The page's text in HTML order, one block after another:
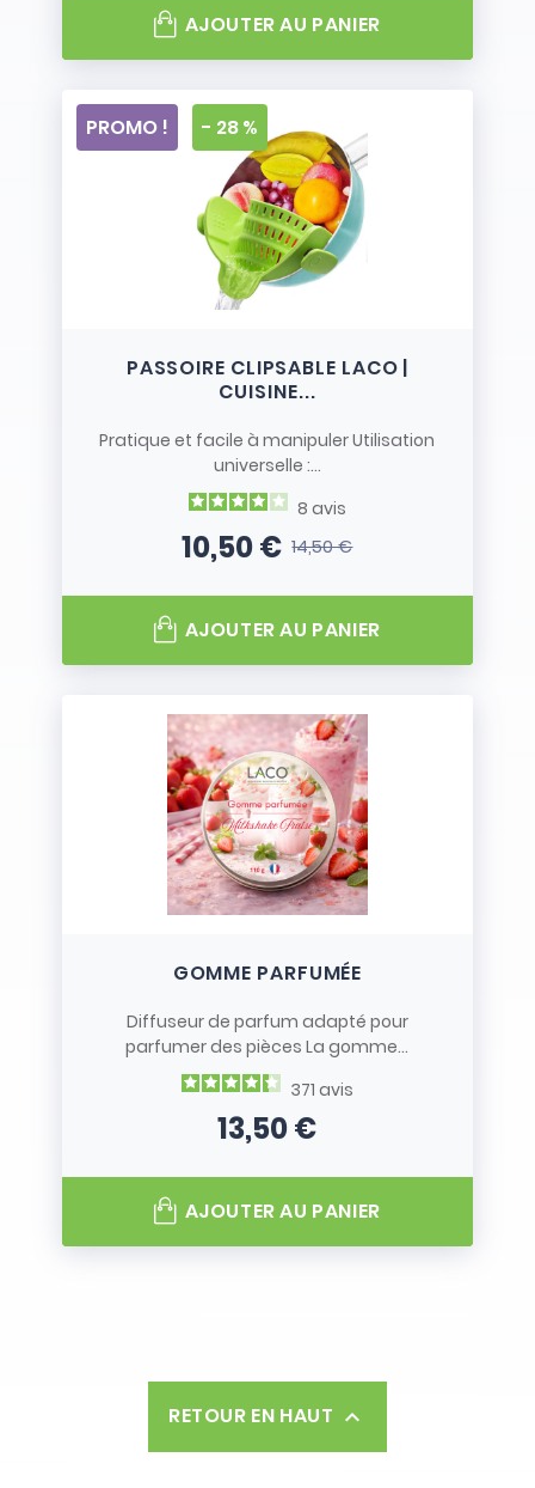
AJOUTER AU PANIER
PASSOIRE CLIPSABLE LACO |
CUISINE...
Pratique et facile à manipuler Utilisation
universelle :...
8 avis
Prix
10,50 €Prix de base
14,50 €
PROMO ! - 28 %
AJOUTER AU PANIER
GOMME PARFUMÉE
Diffuseur de parfum adapté pour
parfumer des pièces La gomme...
371 avis
Prix
13,50 €
AJOUTER AU PANIER
RETOUR EN HAUT 